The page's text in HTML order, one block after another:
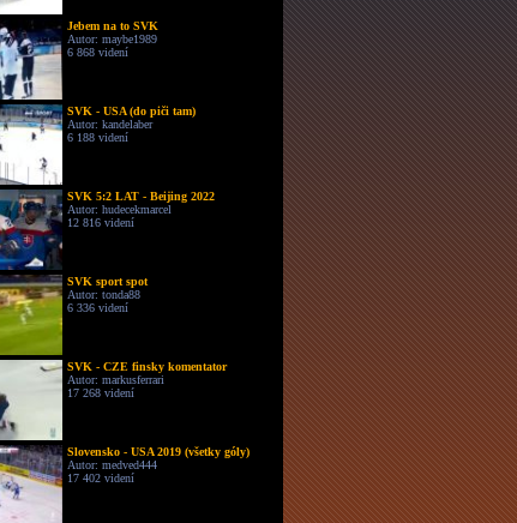
Jebem na to SVK
Autor: maybe1989
6 868 videní
SVK - USA (do piči tam)
Autor: kandelaber
6 188 videní
SVK 5:2 LAT - Beijing 2022
Autor: hudecekmarcel
12 816 videní
SVK sport spot
Autor: tonda88
6 336 videní
SVK - CZE finsky komentator
Autor: markusferrari
17 268 videní
Slovensko - USA 2019 (všetky góly)
Autor: medved444
17 402 videní